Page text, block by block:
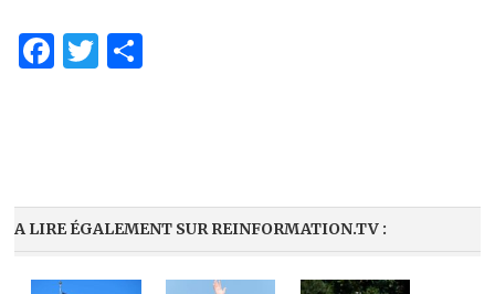
Facebook
Twitter
A LIRE ÉGALEMENT SUR REINFORMATION.TV :